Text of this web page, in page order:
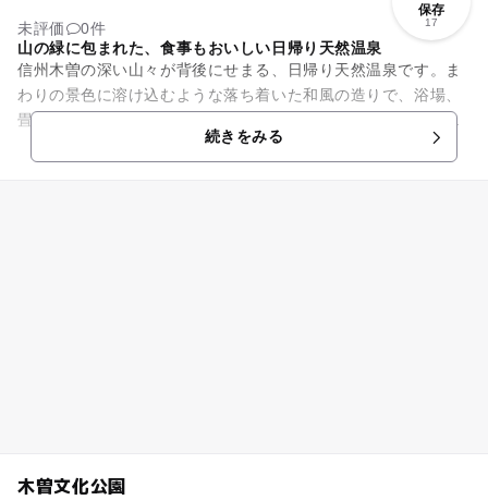
保存
17
未評価
0件
山の緑に包まれた、食事もおいしい日帰り天然温泉
信州木曽の深い山々が背後にせまる、日帰り天然温泉です。ま
わりの景色に溶け込むような落ち着いた和風の造りで、浴場、
畳敷きの休憩室など、どこからでも深い緑が見えて癒されま
す。川のせせらぎを聞きながら...
続きをみる
木曽文化公園